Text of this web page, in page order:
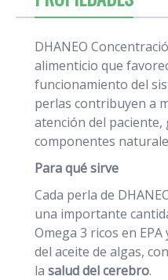
DHANEO
alimenticio que
funcionamiento del
perlas contribuyen a
atención del paciente,
componentes
Para qué sirve
Cada perla de
una importante
Omega 3 ricos en
del aceite de algas,
la salud del cerebro.